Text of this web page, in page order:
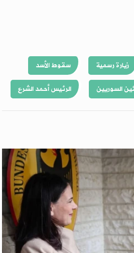
زيارة رسمية
سقوط الأسد
السوريين الرئيس أحمد الشرع